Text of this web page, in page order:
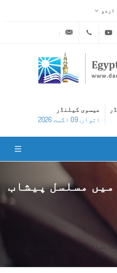
اردو
Twitter
Youtube
عیسوی کیلنڈر
اتوار, 09 اگست 2026
مسلسل پیشاب
نماز میں مسلسل پیشاب نکل ...